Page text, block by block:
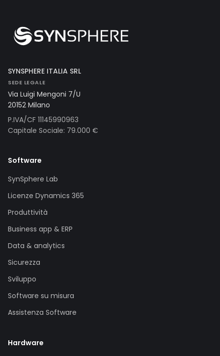
SYNSPHERE ITALIA SRL
SEDE LEGALE
Via Luigi Mengoni 7/U
20152 Milano
P.IVA/CF 11145990963
Capitale Sociale: 79.000 €
Software
SynSphere Lab
Licenze Dynamics 365
Produttività
Business app & ERP
Data & analytics
Sicurezza
Sviluppo
Software su misura
Assistenza Software
Hardware